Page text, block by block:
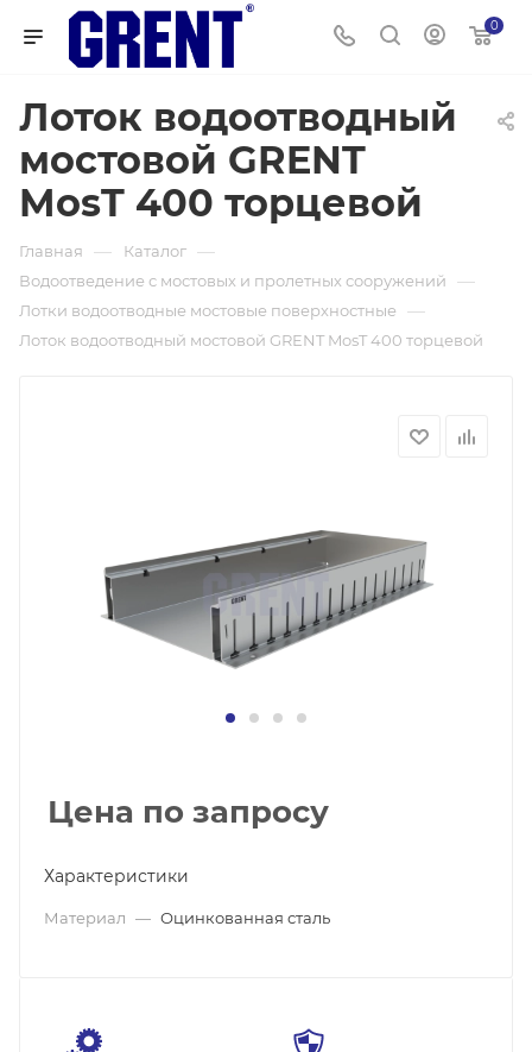
0
Лоток водоотводный
мостовой GRENT
MosT 400 торцевой
Главная — Каталог —
Водоотведение с мостовых и пролетных сооружений —
Лотки водоотводные мостовые поверхностные —
Лоток водоотводный мостовой GRENT MosT 400 торцевой
Цена по запросу
Характеристики
Материал — Оцинкованная сталь